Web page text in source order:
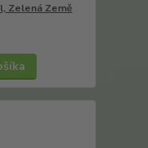
Zelená Země